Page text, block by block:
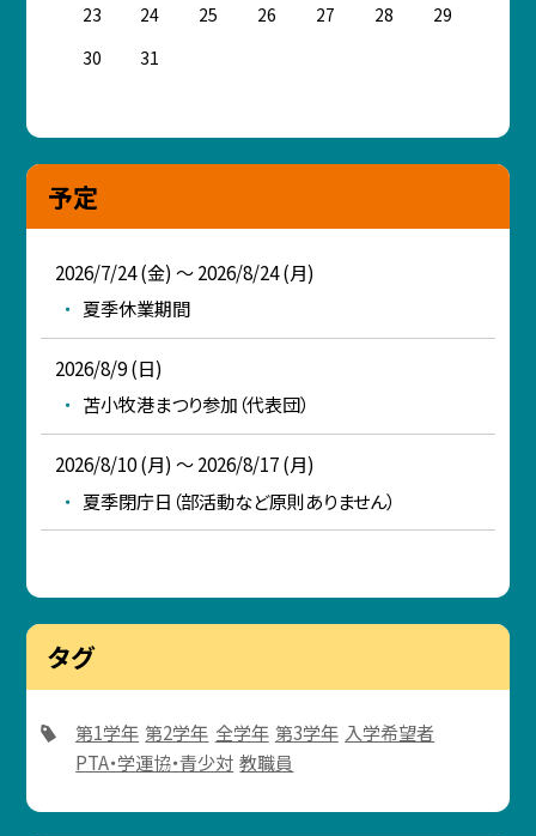
23
24 25 26 27 28
29
30
31
予定
2026/7/24 (金) ～ 2026/8/24 (月)
夏季休業期間
2026/8/9 (日)
苫小牧港まつり参加（代表団）
2026/8/10 (月) ～ 2026/8/17 (月)
夏季閉庁日（部活動など原則ありません）
タグ
第1学年 第2学年 全学年 第3学年 入学希望者
PTA・学運協・青少対 教職員